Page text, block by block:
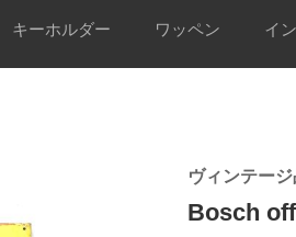
キーホルダー ワッペン イ
ヴィンテー
Bosch